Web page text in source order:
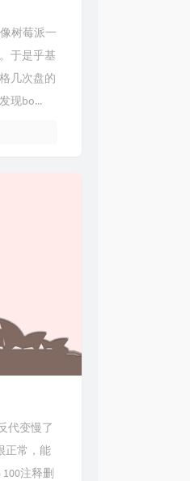
树莓派一
于是乎基
几次盘的
现bo...
代变慢了
正常，能
注释删